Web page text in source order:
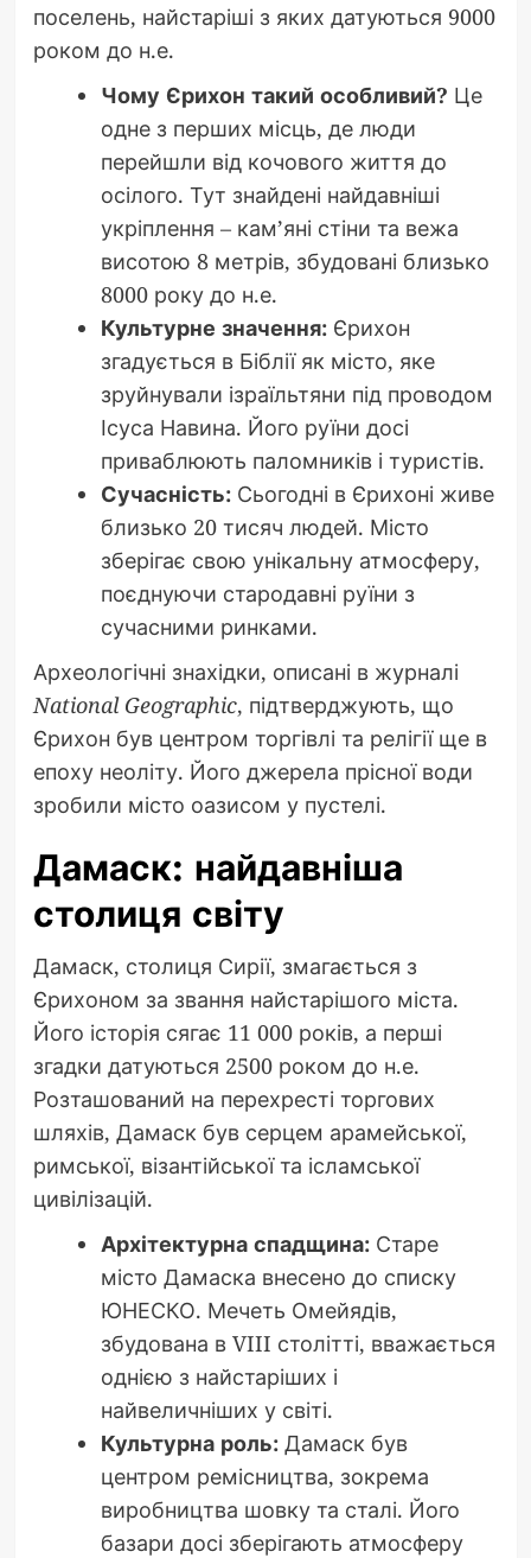
поселень, найстаріші з яких датуються 9000
роком до н.е.
Чому Єрихон такий особливий? Це
одне з перших місць, де люди
перейшли від кочового життя до
осілого. Тут знайдені найдавніші
укріплення – кам’яні стіни та вежа
висотою 8 метрів, збудовані близько
8000 року до н.е.
Культурне значення:Єрихон
згадується в Біблії як місто, яке
зруйнували ізраїльтяни під проводом
Ісуса Навина. Його руїни досі
приваблюють паломників і туристів.
Сучасність:Сьогодні в Єрихоні живе
близько 20 тисяч людей. Місто
зберігає свою унікальну атмосферу,
поєднуючи стародавні руїни з
сучасними ринками.
Археологічні знахідки, описані в журналі
National Geographic, підтверджують, що
Єрихон був центром торгівлі та релігії ще в
епоху неоліту. Його джерела прісної води
зробили місто оазисом у пустелі.
Дамаск: найдавніша
столиця світу
Дамаск, столиця Сирії, змагається з
Єрихоном за звання найстарішого міста.
Його історія сягає 11 000 років, а перші
згадки датуються 2500 роком до н.е.
Розташований на перехресті торгових
шляхів, Дамаск був серцем арамейської,
римської, візантійської та ісламської
цивілізацій.
Архітектурна спадщина:Старе
місто Дамаска внесено до списку
ЮНЕСКО. Мечеть Омейядів,
збудована в VIII столітті, вважається
однією з найстаріших і
найвеличніших у світі.
Культурна роль:Дамаск був
центром ремісництва, зокрема
виробництва шовку та сталі. Його
базари досі зберігають атмосферу